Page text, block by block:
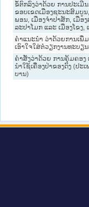
ຂໍ້ຕົກລົງວ່າດ້ວຍ ການປະເມີ
ຂອບເຂດເມືອງຊະນະສົມບູນ
ພອນ, ເມືອງຈຳປາສັກ, ເມືອ
ລະປາໂມກ ແລະ ເມືອງໂຂງ,
ຄຳແນະນຳ ວ່າດ້ວຍການເພີ່
ເອົາໃຈໃສ່ຕໍ່ວຽກງານທະບຽ
ຄຳສັ່ງວ່າດ້ວຍ ການຄຸ້ມຄອງ
ນຳໃຊ້ເຄື່ອງປ່າຂອງດົງ (ປະ
ບານ)